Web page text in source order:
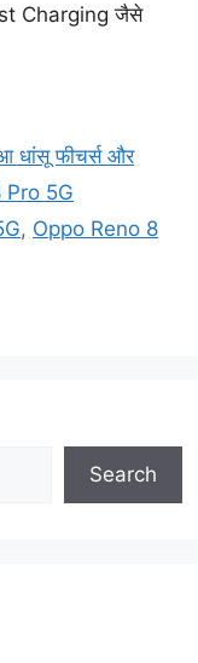
Charging जैसे
धांसू फीचर्स और
Pro 5G
, Oppo Reno 8
Search